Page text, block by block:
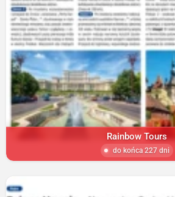
Rainbow Tours
do końca 227 dni